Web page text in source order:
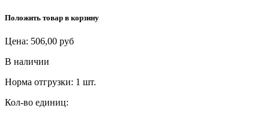
Положить товар в корзину
Цена: 506,00 руб
В наличии
Норма отгрузки: 1 шт.
Кол-во единиц: